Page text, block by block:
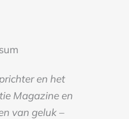
en het
Magazine en
van geluk –